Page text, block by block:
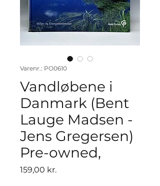
Varenr.: PO0610
Vandløbene i
Danmark (Bent
Lauge Madsen -
Jens Gregersen)
Pre-owned,
159,00 kr.Pris